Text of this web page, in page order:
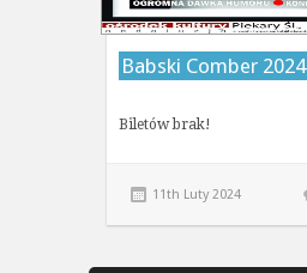
Babski Comber 2024
Biletów brak!
11th Luty 2024